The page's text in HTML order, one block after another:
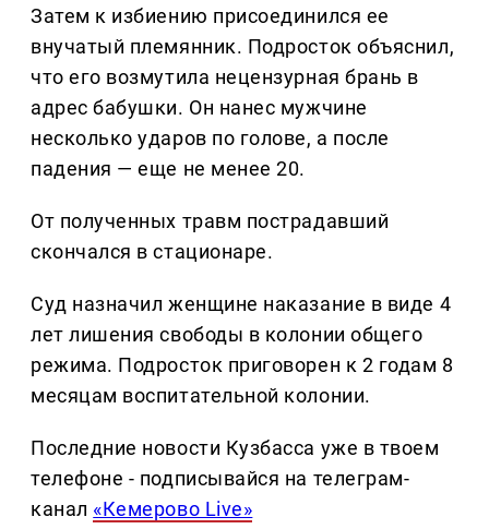
Затем к избиению присоединился ее
внучатый племянник. Подросток объяснил,
что его возмутила нецензурная брань в
адрес бабушки. Он нанес мужчине
несколько ударов по голове, а после
падения — еще не менее 20.
От полученных травм пострадавший
скончался в стационаре.
Суд назначил женщине наказание в виде 4
лет лишения свободы в колонии общего
режима. Подросток приговорен к 2 годам 8
месяцам воспитательной колонии.
Последние новости Кузбасса уже в твоем
телефоне - подписывайся на телеграм-
канал «Кемерово Live»